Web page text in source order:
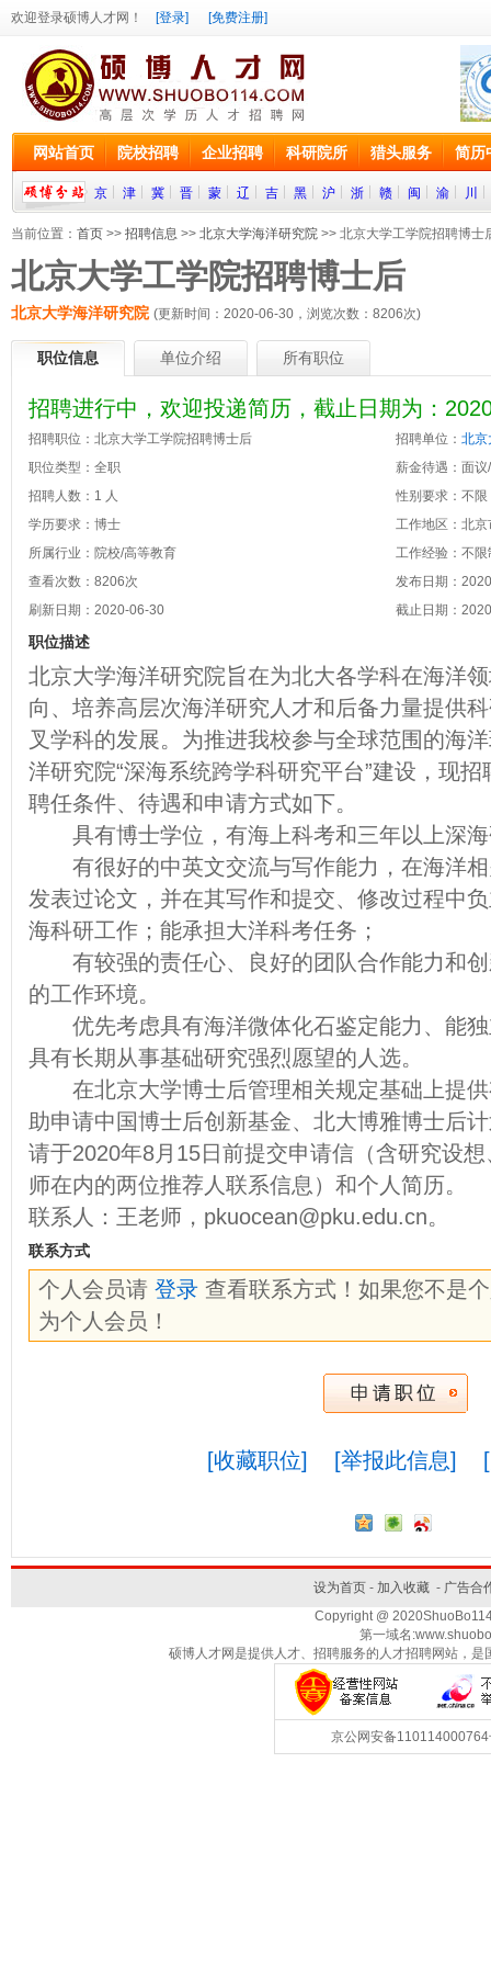
欢迎登录硕博人才网！ [登录] [免费注册]
网站首页 院校招聘 企业招聘 科研院所 猎头服务 简历
京 津 冀 晋 蒙 辽 吉 黑 沪 浙 赣 闽 渝 川
当前位置： 首页 >> 招聘信息 >> 北京大学海洋研究院 >> 北京大学工学院招聘博士
北京大学工学院招聘博士后
北京大学海洋研究院 (更新时间：2020-06-30，浏览次数： 8206次)
职位信息 单位介绍 所有职位
招聘进行中，欢迎投递简历，截止日期为：
招聘职位：北京大学工学院招聘博士后 招聘单位： 北京
职位类型：全职
薪金待遇：面议
招聘人数：1 人
性别要求：不限
学历要求：博士
工作地区：北京
所属行业：院校/高等教育
工作经验：不限
查看次数： 8206次
发布日期：
刷新日期：2020-06-30
截止日期：
职位描述
北京大学海洋研究院旨在为北大各学科在海洋
向、培养高层次海洋研究人才和后备力量提供
叉学科的发展。为推进我校参与全球范围的海
洋研究院“深海系统跨学科研究平台”建设，现
聘任条件、待遇和申请方式如下。
具有博士学位，有海上科考和三年以上深海
有很好的中英文交流与写作能力，在海洋相
发表过论文，并在其写作和提交、修改过程中
海科研工作；能承担大洋科考任务；
有较强的责任心、良好的团队合作能力和创
的工作环境。
优先考虑具有海洋微体化石鉴定能力、能独
具有长期从事基础研究强烈愿望的人选。
在北京大学博士后管理相关规定基础上提供
助申请中国博士后创新基金、北大博雅博士后
请于2020年8月15日前提交申请信（含研究设
师在内的两位推荐人联系信息）和个人简历。
联系人：王老师，pkuocean@pku.edu.cn。
联系方式
个人会员请 登录 查看联系方式！如果您不是
为个人会员！
[收藏职位] [举报此信息]
设为首页- 加入收藏- 广告合
Copyright @
第一域名
硕博人才网是提供人才、招聘服务的人才招聘网站，
京公网安备